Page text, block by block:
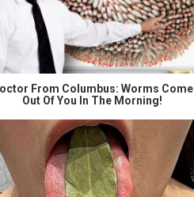
From Columbus: Worms Come
Out Of You In The Morning!